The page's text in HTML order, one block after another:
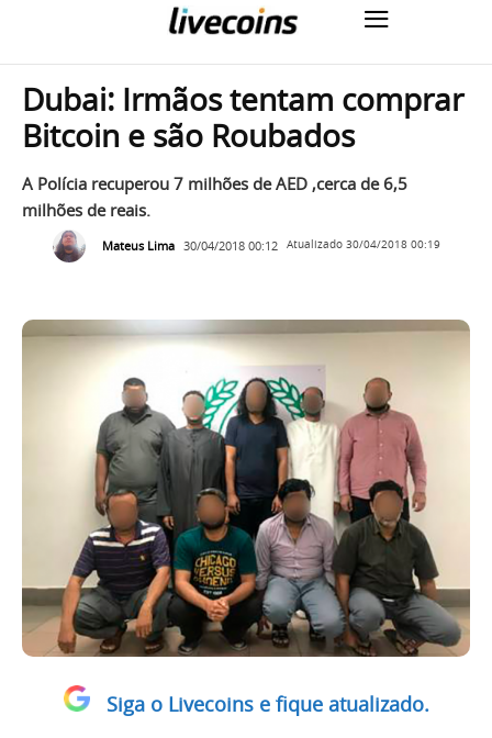
Dubai: Irmãos tentam comprar
Bitcoin e são Roubados
A Polícia recuperou 7 milhões de AED ,cerca de 6,5
milhões de reais.
Mateus Lima 30/04/2018 00:12 Atualizado 30/04/2018 00:19
Siga o Livecoins e fique atualizado.